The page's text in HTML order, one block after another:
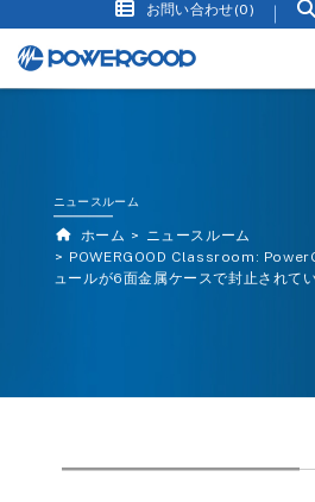
お問い合わせ(0)
ニュースルーム
ホーム
ニュースルーム
POWERGOOD Classroom:
ュールが6面金属ケースで封止されて